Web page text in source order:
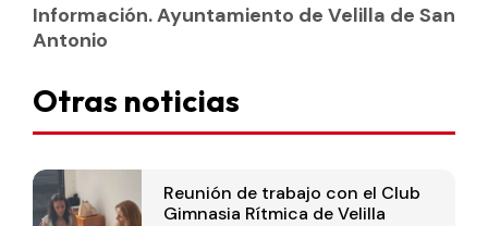
Información. Ayuntamiento de Velilla de San
Antonio
Otras noticias
Reunión de trabajo con el Club
Gimnasia Rítmica de Velilla